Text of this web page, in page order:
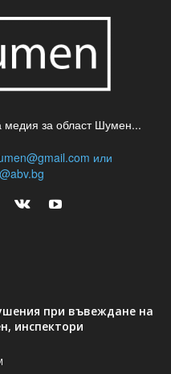
медия за област Шумен...
или
при въвеждане на
инспектори